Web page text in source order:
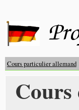
Cours particulier allemand